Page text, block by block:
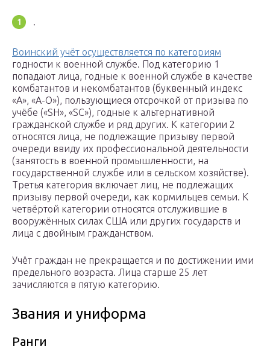
.
Воинский учёт осуществляется по категориям
годности к военной службе. Под категорию 1
попадают лица, годные к военной службе в качестве
комбатантов и некомбатантов (буквенный индекс
«А», «А-О»), пользующиеся отсрочкой от призыва по
учёбе («SH», «SC»), годные к альтернативной
гражданской службе и ряд других. К категории 2
относятся лица, не подлежащие призыву первой
очереди ввиду их профессиональной деятельности
(занятость в военной промышленности, на
государственной службе или в сельском хозяйстве).
Третья категория включает лиц, не подлежащих
призыву первой очереди, как кормильцев семьи. К
четвёртой категории относятся отслужившие в
вооружённых силах США или других государств и
лица с двойным гражданством.
Учёт граждан не прекращается и по достижении ими
предельного возраста. Лица старше 25 лет
зачисляются в пятую категорию.
Звания и униформа
Ранги